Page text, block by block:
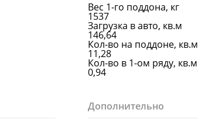
Вес 1-го поддона, кг
1537
Загрузка в авто, кв.м
146,64
Кол-во на поддоне, кв.м
11,28
Кол-во в 1-ом ряду, кв.м
0,94
Дополнительно